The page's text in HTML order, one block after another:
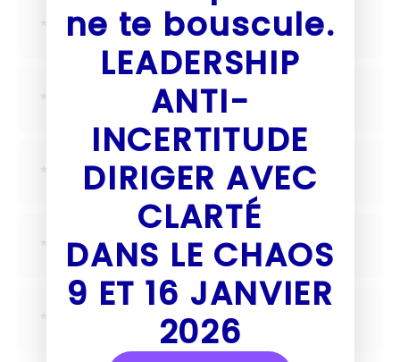
ne te bouscule.
LEADERSHIP
ANTI-
INCERTITUDE
DIRIGER AVEC
CLARTÉ
DANS LE CHAOS
9 ET 16 JANVIER
2026